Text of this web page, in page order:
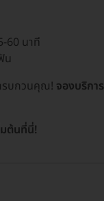
60 นาที
น
รบกวนคุณ! จองบริการ
มต้นที่นี่!